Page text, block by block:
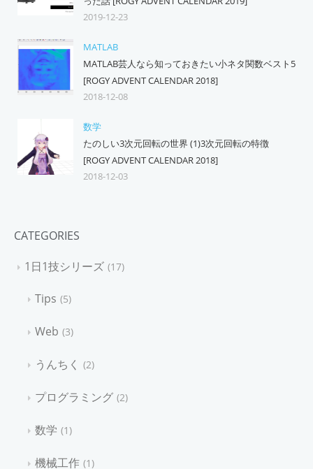
2019-12-23
MATLAB
MATLAB芸人なら知っておきたい小ネタ関数ベスト5
[ROGY ADVENT CALENDAR 2018]
2018-12-08
数学
たのしい3次元回転の世界 (1)3次元回転の特徴
[ROGY ADVENT CALENDAR 2018]
2018-12-03
CATEGORIES
1日1技シリーズ 17
Tips 5
Web 3
うんちく 2
プログラミング 2
数学 1
機械工作 1